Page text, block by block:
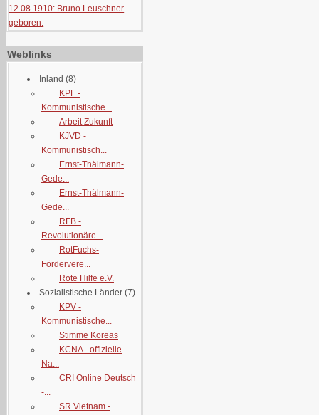
12.08.1910: Bruno Leuschner
geboren.
Weblinks
Inland (8)
KPF -
Kommunistische...
Arbeit Zukunft
KJVD -
Kommunistisch...
Ernst-Thälmann-
Gede...
Ernst-Thälmann-
Gede...
RFB -
Revolutionäre...
RotFuchs-
Fördervere...
Rote Hilfe e.V.
Sozialistische Länder (7)
KPV -
Kommunistische...
Stimme Koreas
KCNA - offizielle
Na...
CRI Online Deutsch
-...
SR Vietnam -